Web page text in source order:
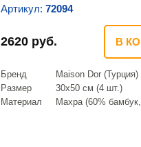
Артикул: 72094
2620 руб. В
Бренд
Maison Dor (Турция)
Размер
30х50 см (4 шт.)
Материал
Махра (60%